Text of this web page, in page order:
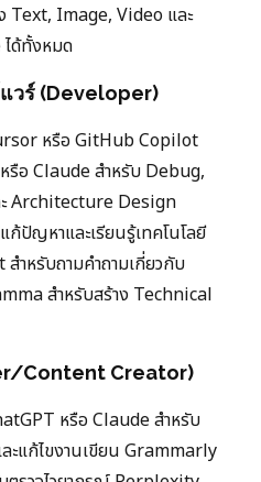
Text, Image, Video และ
ด้ทั้งหมด
วร์ (Developer)
หรือ GitHub Copilot
รือ Claude สำหรับ Debug,
Architecture Design
ปัญหาและเรียนรู้เทคโนโลยี
ำหรับถามคำถามเกี่ยวกับ
สำหรับสร้าง Technical
Content Creator)
หรือ Claude สำหรับ
ะแก้ไขงานเขียน Grammarly